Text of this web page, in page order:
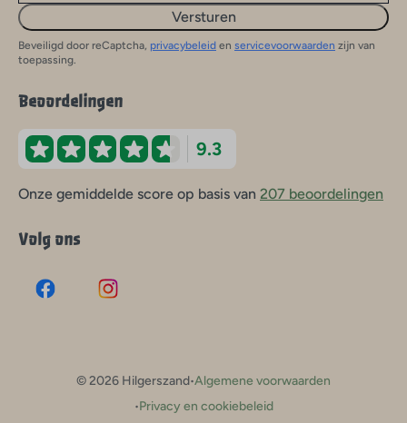
Versturen
Beveiligd door reCaptcha, privacybeleid en servicevoorwaarden zijn van
toepassing.
Beoordelingen
9.3
Onze gemiddelde score op basis van 207 beoordelingen
Volg ons
© 2026 Hilgerszand·Algemene voorwaarden
·Privacy en cookiebeleid